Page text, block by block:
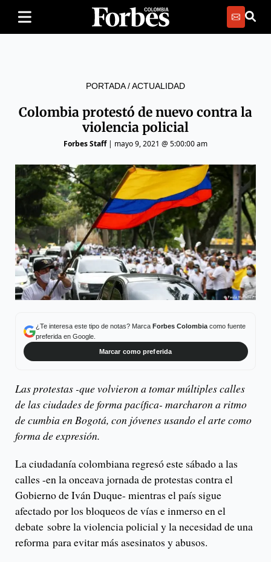
PORTADA/ACTUALIDAD
Colombia protestó de nuevo contra la
violencia policial
Forbes Staff| mayo 9, 2021 @ 5:00:00 am
¿Te interesa este tipo de notas? Marca Forbes Colombiacomo fuente
preferida en Google.
Marcar como preferida
Las protestas -que volvieron a tomar múltiples calles
de las ciudades de forma pacífica- marcharon a ritmo
de cumbia en Bogotá, con jóvenes usando el arte como
forma de expresión.
La ciudadanía colombiana regresó este sábado a las
calles -en la onceava jornada de protestas contra el
Gobierno de Iván Duque- mientras el país sigue
afectado por los bloqueos de vías e inmerso en el
debate sobre la violencia policial y la necesidad de una
reforma para evitar más asesinatos y abusos.